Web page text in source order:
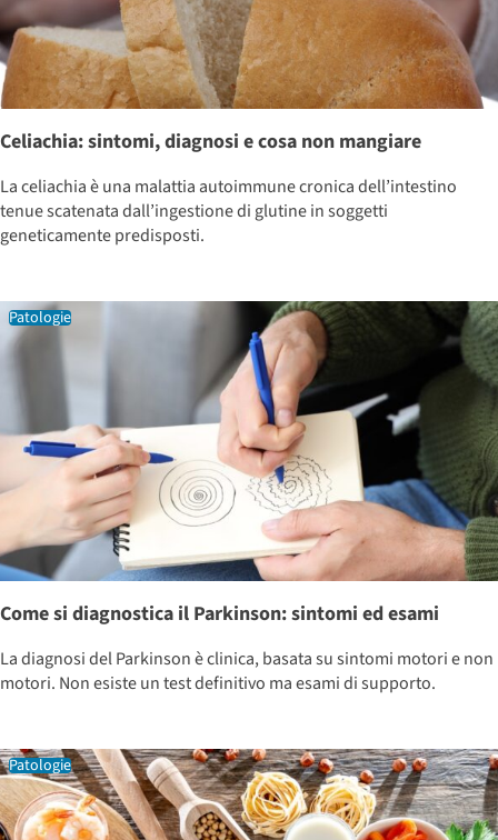
Celiachia: sintomi, diagnosi e cosa non mangiare
La celiachia è una malattia autoimmune cronica dell’intestino
tenue scatenata dall’ingestione di glutine in soggetti
geneticamente predisposti.
Come si diagnostica il Parkinson: sintomi ed esami
La diagnosi del Parkinson è clinica, basata su sintomi motori e non
motori. Non esiste un test definitivo ma esami di supporto.
Patologie
Patologie